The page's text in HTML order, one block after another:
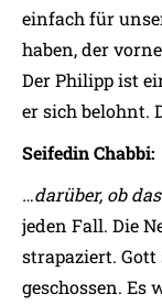
einfach für
haben, der
Der Philipp ist
er sich belohnt.
Seifedin Chabbi:
…darüber, ob
jeden Fall. Die
strapaziert.
geschossen. Es